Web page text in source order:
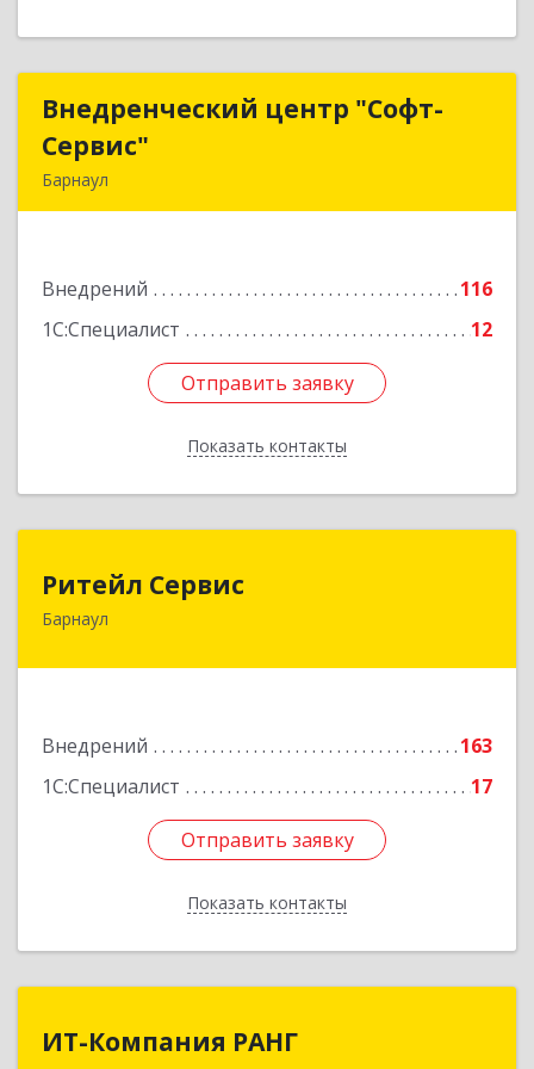
Внедренческий центр "Софт-
Сервис"
Барнаул
Внедрений
116
1С:Специалист
12
Отправить заявку
Показать контакты
Внедренческий центр "Софт-
Подробнее
Отправить заявку
Назад
Ритейл Сервис
Барнаул
Внедрений
163
1С:Специалист
17
Отправить заявку
Показать контакты
656037, Алтайский край, Барнаул г, Калинина
Отправить заявку
Назад
ИТ-Компания РАНГ